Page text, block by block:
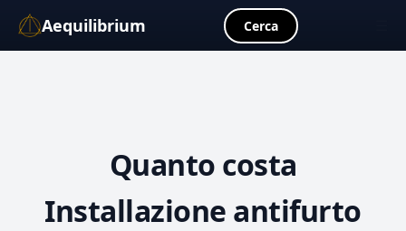
Aequilibrium Cerca
Quanto costa
Installazione antifurto